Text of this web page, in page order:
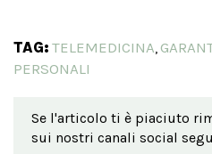
TAG: TELEMEDICINA,
PERSONALI
Se l'articolo ti è piaciuto
sui nostri canali social